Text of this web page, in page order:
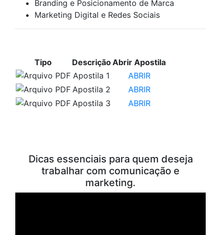
Branding e Posicionamento de Marca
Marketing Digital e Redes Sociais
Tipo DescriçãoAbrir Apostila
Apostila 1
ABRIR
Apostila 2
ABRIR
Apostila 3
ABRIR
Dicas essenciais para quem deseja
trabalhar com comunicação e
marketing.